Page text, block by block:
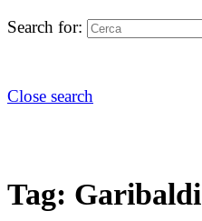
Search for:
Close search
Tag: Garibaldi